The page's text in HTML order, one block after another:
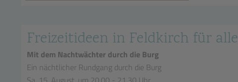
Freizeitideen in Feldkirch für alle
Mit dem Nachtwächter durch die Burg
Ein nächtlicher Rundgang durch die Burg